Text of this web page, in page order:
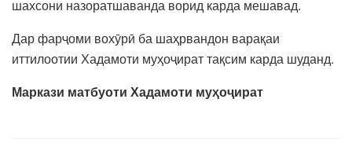
шахсони назоратшаванда ворид карда мешавад.
Дар фарҷоми вохӯрӣ ба шаҳрвандон варақаи
иттилоотии Хадамоти муҳоҷират тақсим карда шуданд.
Маркази матбуоти Хадамоти муҳоҷират